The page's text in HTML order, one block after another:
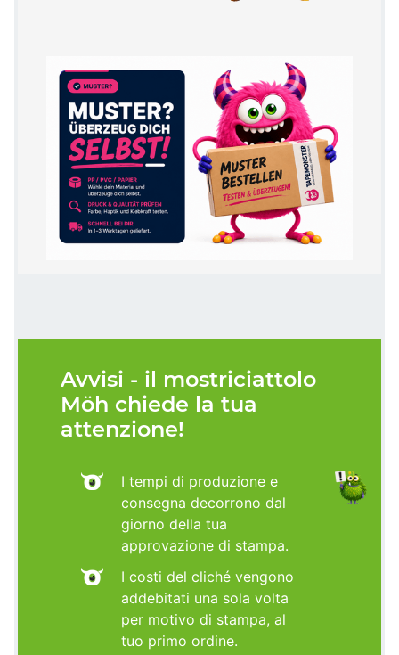
Avvisi - il mostriciattolo
Möh chiede la tua
attenzione!
I tempi di produzione e
consegna decorrono dal
giorno della tua
approvazione di stampa.
I costi del cliché vengono
addebitati una sola volta
per motivo di stampa, al
tuo primo ordine.